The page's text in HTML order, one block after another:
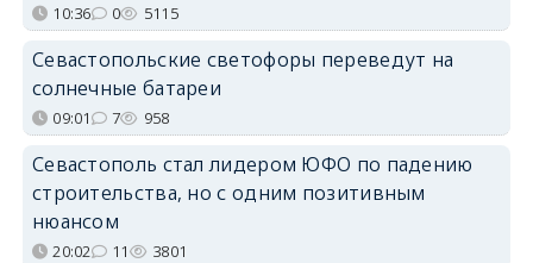
10:36 0 5115
Севастопольские светофоры переведут на
солнечные батареи
09:01 7 958
Севастополь стал лидером ЮФО по падению
строительства, но с одним позитивным
нюансом
20:02 11 3801